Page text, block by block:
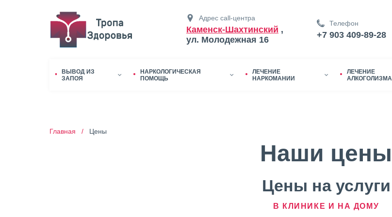
Адрес call-центра
Каменск-Шахтинский ,
ул. Молодежная 16
Телефон
+7 903 409-89-28
ВЫВОД ИЗ
ЗАПОЯ
НАРКОЛОГИЧЕСКАЯ
ПОМОЩЬ
ЛЕЧЕНИЕ
НАРКОМАНИИ
ЛЕЧЕНИЕ
АЛКОГОЛИЗМА
Главная / Цены
Наши цены
Цены на услуги
В КЛИНИКЕ И НА ДОМУ